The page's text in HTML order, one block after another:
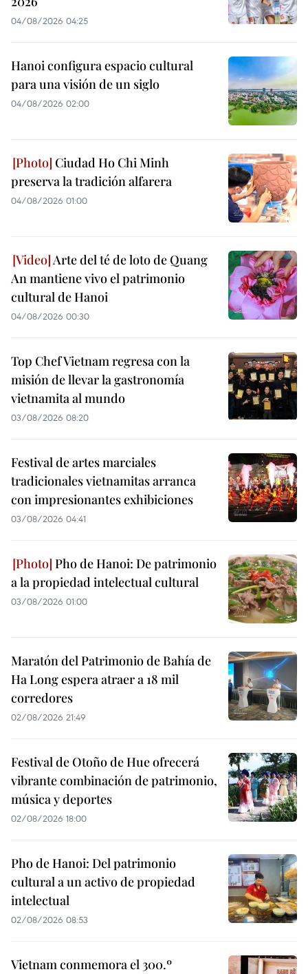
04/08/2026 04:25
Hanoi configura espacio cultural
para una visión de un siglo
04/08/2026 02:00
Ciudad Ho Chi Minh
preserva la tradición alfarera
04/08/2026 01:00
Arte del té de loto de Quang
An mantiene vivo el patrimonio
cultural de Hanoi
04/08/2026 00:30
Top Chef Vietnam regresa con la
misión de llevar la gastronomía
vietnamita al mundo
03/08/2026 08:20
Festival de artes marciales
tradicionales vietnamitas arranca
con impresionantes exhibiciones
03/08/2026 04:41
Pho de Hanoi: De patrimonio
a la propiedad intelectual cultural
03/08/2026 01:00
Maratón del Patrimonio de Bahía de
Ha Long espera atraer a 18 mil
corredores
02/08/2026 21:49
Festival de Otoño de Hue ofrecerá
vibrante combinación de patrimonio,
música y deportes
02/08/2026 18:00
Pho de Hanoi: Del patrimonio
cultural a un activo de propiedad
intelectual
02/08/2026 08:53
Vietnam conmemora el 300.º